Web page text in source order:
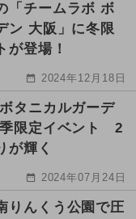
「チームラボ ボ
ン 大阪」に冬限
が登場！
2024年12月18日
タニカルガーデ
限定イベント 2
が輝く
2024年07月24日
りんくう公園で圧